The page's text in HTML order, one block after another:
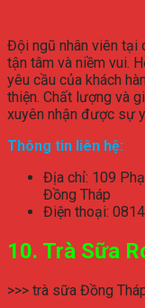
Đội ngũ nhân viên tại
tận tâm và niềm vui.
yêu cầu của khách
thiện. Chất lượng và
xuyên nhận được sự
Thông tin liên hệ:
Địa chỉ: 109
Đồng Tháp
Điện thoại:
10. Trà Sữa
>>> trà sữa Đồng